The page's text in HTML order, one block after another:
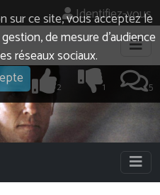
sur ce site, vous acceptez le
de mesure d’audience
réseaux sociaux.
Identifiez-vous
5
1
2